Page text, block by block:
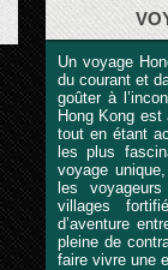
Un voyage
du courant et
goûter à
Hong Kong
tout en étant
les plus
voyage
les
villages
d’aventure
pleine de
faire vivre une